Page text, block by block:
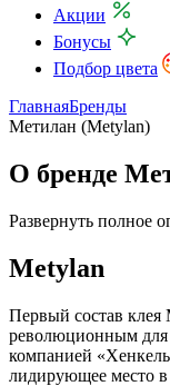
Акции
Бонусы
Подбор цвета
ГлавнаяБренды
Метилан (Metylan)
О бренде
Развернуть полное
Metylan
Первый состав
революционным для
компанией
лидирующее место в